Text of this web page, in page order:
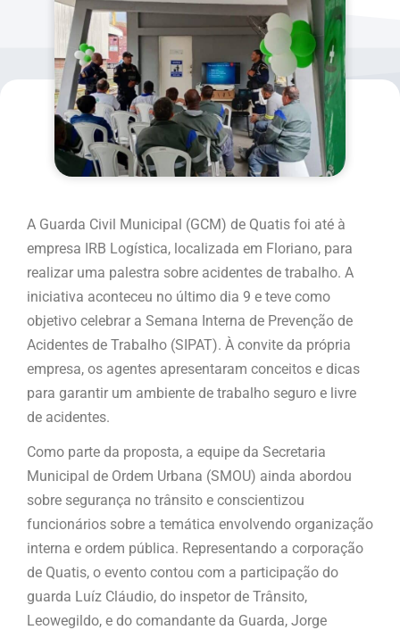
A Guarda Civil Municipal (GCM) de Quatis foi até à
empresa IRB Logística, localizada em Floriano, para
realizar uma palestra sobre acidentes de trabalho. A
iniciativa aconteceu no último dia 9 e teve como
objetivo celebrar a Semana Interna de Prevenção de
Acidentes de Trabalho (SIPAT). À convite da própria
empresa, os agentes apresentaram conceitos e dicas
para garantir um ambiente de trabalho seguro e livre
de acidentes.
Como parte da proposta, a equipe da Secretaria
Municipal de Ordem Urbana (SMOU) ainda abordou
sobre segurança no trânsito e conscientizou
funcionários sobre a temática envolvendo organização
interna e ordem pública. Representando a corporação
de Quatis, o evento contou com a participação do
guarda Luíz Cláudio, do inspetor de Trânsito,
Leowegildo, e do comandante da Guarda, Jorge